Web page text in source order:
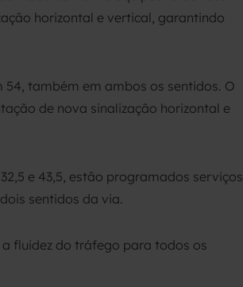
horizontal e vertical, garantindo
também em ambos os sentidos. O
de nova sinalização horizontal e
e 43,5, estão programados serviços
sentidos da via.
fluidez do tráfego para todos os